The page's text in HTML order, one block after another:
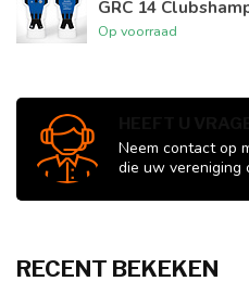
GRC 14
Op voorraad
Neem contact op
die uw vereniging
RECENT BEKEKEN